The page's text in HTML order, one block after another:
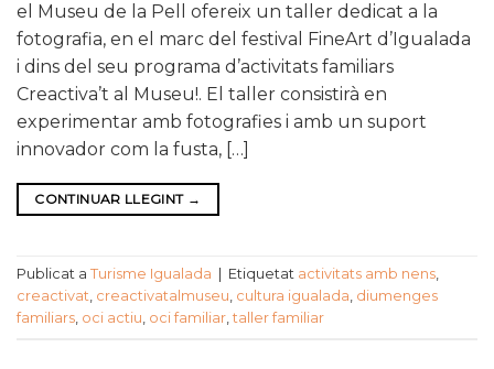
el Museu de la Pell ofereix un taller dedicat a la
fotografia, en el marc del festival FineArt d’Igualada
i dins del seu programa d’activitats familiars
Creactiva’t al Museu!. El taller consistirà en
experimentar amb fotografies i amb un suport
innovador com la fusta, […]
CONTINUAR LLEGINT →
Publicat a Turisme Igualada Etiquetat activitats amb nens,
creactivat, creactivatalmuseu, cultura igualada, diumenges
familiars, oci actiu, oci familiar, taller familiar